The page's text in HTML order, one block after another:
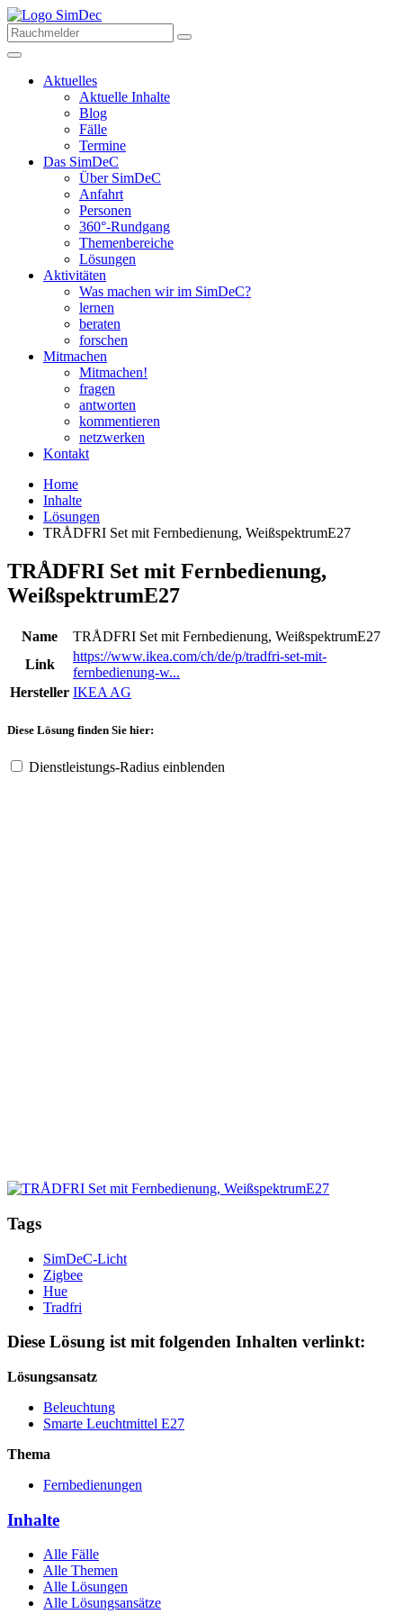
Aktuelles
Aktuelle Inhalte
Blog
Fälle
Termine
Das SimDeC
Über SimDeC
Anfahrt
Personen
360°-Rundgang
Themenbereiche
Lösungen
Aktivitäten
Was machen wir im SimDeC?
lernen
beraten
forschen
Mitmachen
Mitmachen!
fragen
antworten
kommentieren
netzwerken
Kontakt
Home
Inhalte
Lösungen
TRÅDFRI Set mit Fernbedienung, WeißspektrumE27
TRÅDFRI Set mit Fernbedienung,
WeißspektrumE27
Name
TRÅDFRI Set mit Fernbedienung, WeißspektrumE27
Link
https://www.ikea.com/ch/de/p/tradfri-set-mit-
fernbedienung-w...
Hersteller IKEA AG
Diese Lösung finden Sie hier:
Dienstleistungs-Radius einblenden
Tags
SimDeC-Licht
Zigbee
Hue
Tradfri
Diese Lösung ist mit folgenden Inhalten verlinkt:
Lösungsansatz
Beleuchtung
Smarte Leuchtmittel E27
Thema
Fernbedienungen
Inhalte
Alle Fälle
Alle Themen
Alle Lösungen
Alle Lösungsansätze